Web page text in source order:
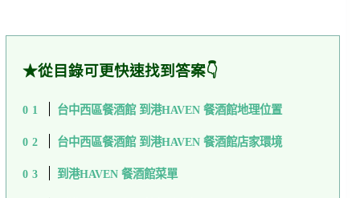
★從目錄可更快速找到答案👇
台中西區餐酒館 到港HAVEN 餐酒館地理位置
台中西區餐酒館 到港HAVEN 餐酒館店家環境
到港HAVEN 餐酒館菜單